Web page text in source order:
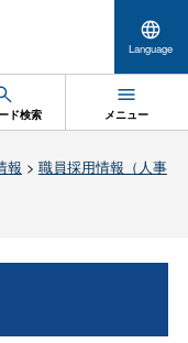
Language
ド検索 メニュー
報 > 職員採用情報（人事